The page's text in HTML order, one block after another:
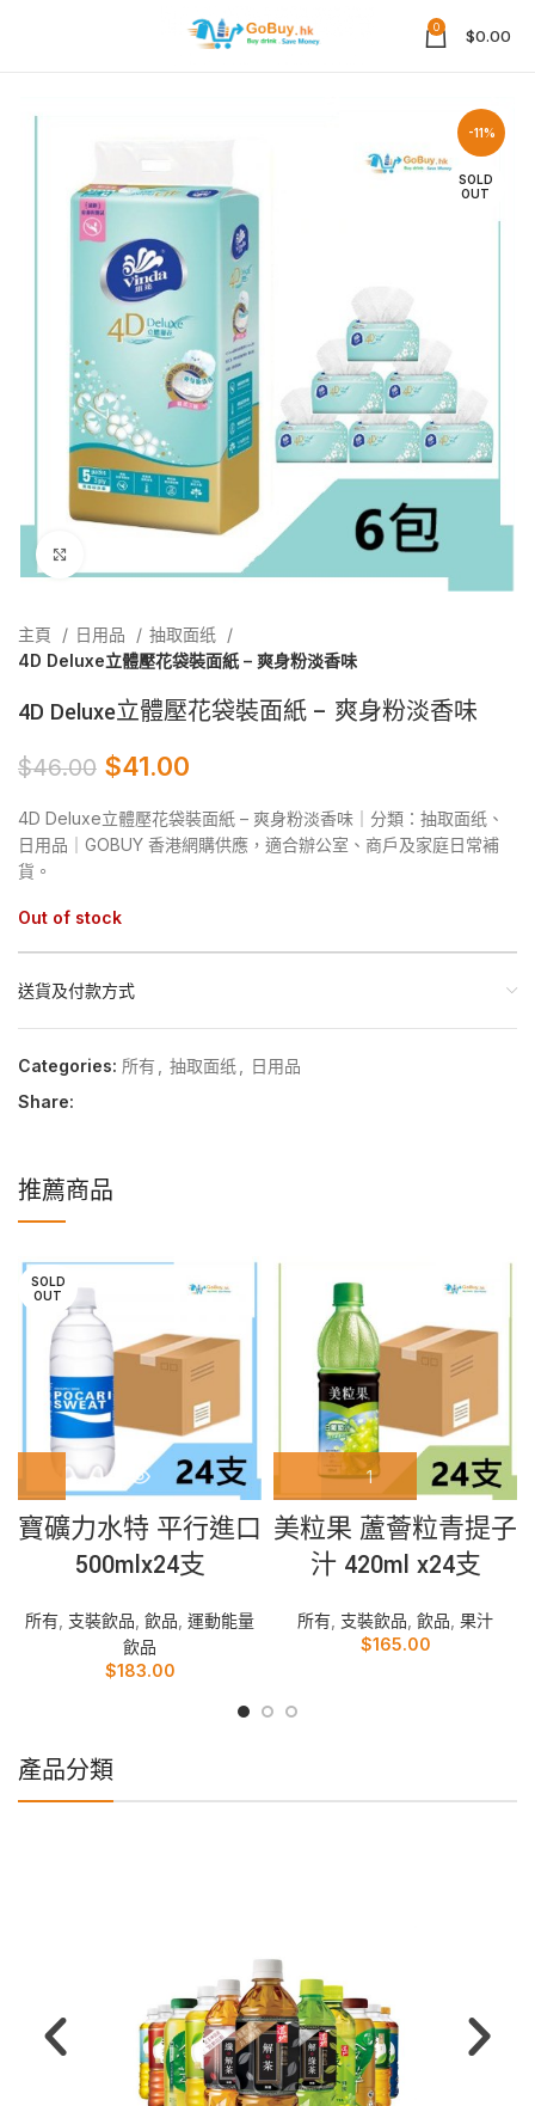
0 $0.00
-11%
SOLD
OUT
主頁 日用品
抽取面纸
4D Deluxe立體壓花袋裝面紙 – 爽身粉淡香味
4D Deluxe立體壓花袋裝面紙 – 爽身粉淡香味
$46.00 $41.00
4D Deluxe立體壓花袋裝面紙 – 爽身粉淡香味｜分類：抽取面纸、
日用品｜GOBUY 香港網購供應，適合辦公室、商戶及家庭日常補
貨。
Out of stock
送貨及付款方式
Categories: 所有 抽取面纸
日用品
Share:
推薦商品
SOLD
OUT
寶礦力水特 平行進口
500mlx24支
所有 支裝飲品 飲品 運動能量
飲品
$183.00
美粒果 蘆薈粒青提子
汁 420ml x24支
所有 支裝飲品 飲品 果汁
$165.00
產品分類